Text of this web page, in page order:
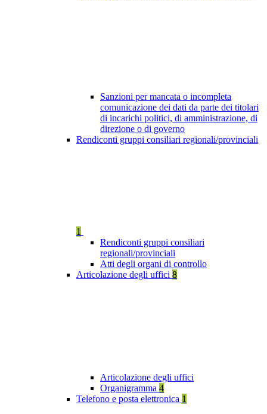
Sanzioni per mancata o incompleta
comunicazione dei dati da parte dei titolari
di incarichi politici, di amministrazione, di
direzione o di governo
Rendiconti gruppi consiliari regionali/provinciali
1
Rendiconti gruppi consiliari
regionali/provinciali
Atti degli organi di controllo
Articolazione degli uffici 8
Articolazione degli uffici
Organigramma 4
Telefono e posta elettronica 1